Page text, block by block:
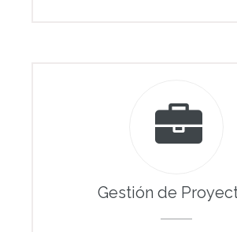
Gestión de